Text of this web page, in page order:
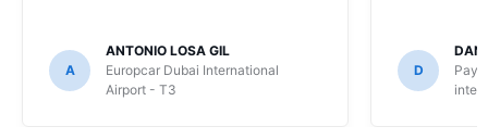
A
ANTONIO LOSA GIL
Europcar Dubai International
Airport - T3
D